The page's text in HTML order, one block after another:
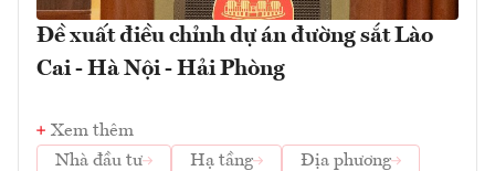
Đề xuất điều chỉnh dự án đường sắt Lào
Cai - Hà Nội - Hải Phòng
Xem thêm
Nhà đầu tư
Hạ tầng Địa phương